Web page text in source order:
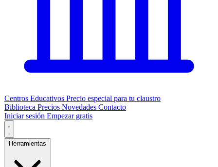
Centros Educativos Precio especial para tu claustro
Biblioteca Precios Novedades Contacto
Iniciar sesión Empezar gratis